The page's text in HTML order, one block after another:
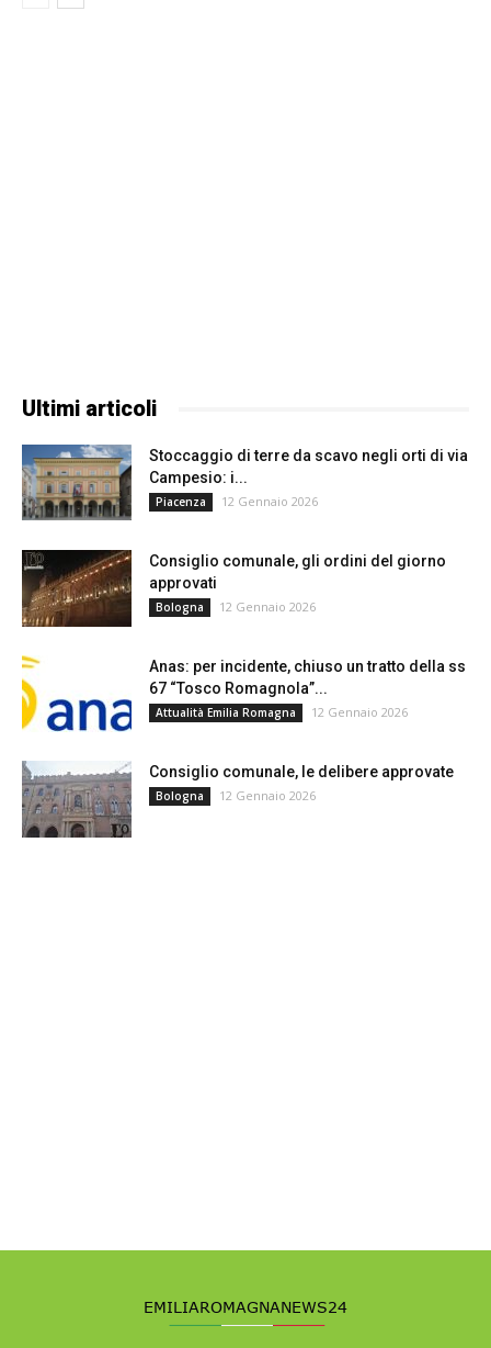
Ultimi articoli
Stoccaggio di terre da scavo negli orti di via
Campesio: i...
Piacenza 12 Gennaio 2026
Consiglio comunale, gli ordini del giorno
approvati
Bologna 12 Gennaio 2026
Anas: per incidente, chiuso un tratto della ss
67 “Tosco Romagnola”...
Attualità Emilia Romagna 12 Gennaio 2026
Consiglio comunale, le delibere approvate
Bologna 12 Gennaio 2026